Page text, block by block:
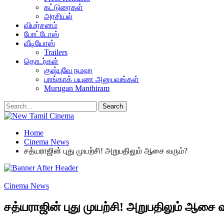
கட்டுரைகள்
அரசியல்
விமர்சனம்
போட்டோஸ்
வீடியோஸ்
Trailers
தொடர்கள்
குஷ்புவே நமஹ
பாங்காக் பயண அனுபவங்கள்
Murugan Manthiram
Home
Cinema News
சத்யராஜின் புது முயற்சி! அறுபதிலும் ஆசை வரும்?
Cinema News
சத்யராஜின் புது முயற்சி! அறுபதிலும் ஆசை